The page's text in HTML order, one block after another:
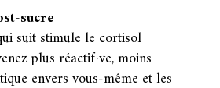
sucre
suit stimule le cortisol
plus réactif·ve, moins
envers vous-même et les